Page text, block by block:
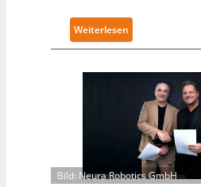
Weiterlesen
K
l
Bild: Neura Robotics GmbH